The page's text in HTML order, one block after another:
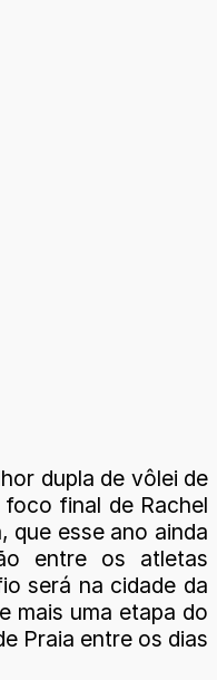
dupla de vôlei de
final de Rachel
que esse ano ainda
entre os atletas
será na cidade da
mais uma etapa do
Praia entre os dias